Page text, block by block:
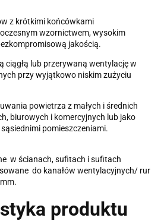
w z krótkimi końcówkami
wzornictwem, wysokim
ą jakością.
ą ciągłą lub przerywaną wentylacjęw
przy wyjątkowo niskim zużyciu
powietrza z małych iśrednich
biurowych i komercyjnych lub jako
ąsiednimi pomieszczeniami.
w ścianach, sufitach i sufitach
do kanałów wentylacyjnych/ rur
produktu